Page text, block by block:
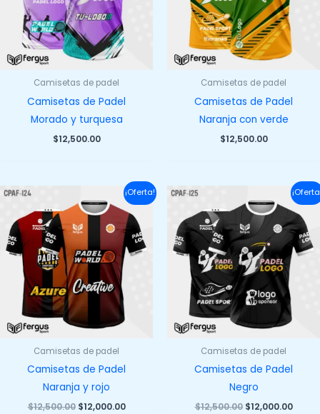
Camisetas de padel
Camisetas de Padel
Morado y turquesa
$12,500.00
Camisetas de padel
Camisetas de Padel
Naranja con verde
$12,500.00
¡Oferta!
Camisetas de padel
Camisetas de Padel
Naranja y rojo
$12,500.00 El
$12,000.00El
Camisetas de padel
Camisetas de Padel
Negro
$12,500.00 El
$12,000.00El